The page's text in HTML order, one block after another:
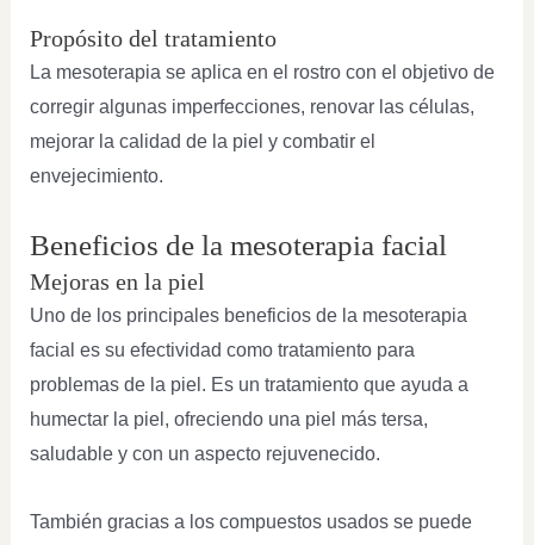
Propósito del tratamiento
La mesoterapia se aplica en el rostro con el objetivo de
corregir algunas imperfecciones, renovar las células,
mejorar la calidad de la piel y combatir el
envejecimiento.
Beneficios de la mesoterapia facial
Mejoras en la piel
Uno de los principales beneficios de la mesoterapia
facial es su efectividad como tratamiento para
problemas de la piel. Es un tratamiento que ayuda a
humectar la piel, ofreciendo una piel más tersa,
saludable y con un aspecto rejuvenecido.
También gracias a los compuestos usados se puede